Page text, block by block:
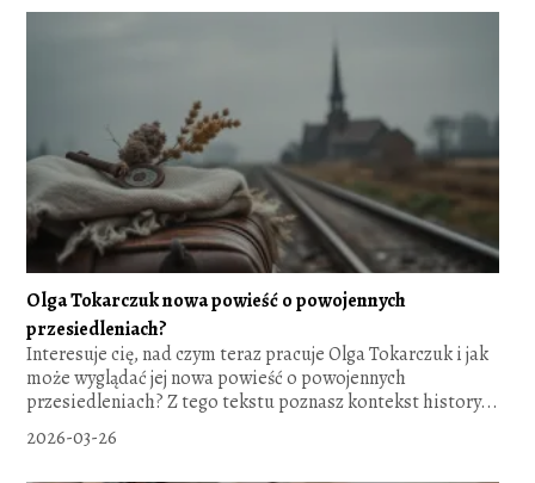
Olga Tokarczuk nowa powieść o powojennych
przesiedleniach?
Interesuje cię, nad czym teraz pracuje Olga Tokarczuk i jak
może wyglądać jej nowa powieść o powojennych
przesiedleniach? Z tego tekstu poznasz kontekst history...
2026-03-26